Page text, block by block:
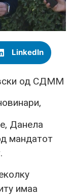
LinkedIn
од СДММ
Данела
мандатот
имаа